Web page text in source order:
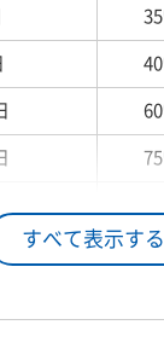
すべて表示する